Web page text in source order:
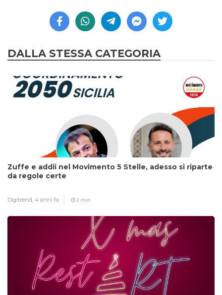
DALLA STESSA CATEGORIA
Zuffe e addii nel Movimento 5 Stelle, adesso si riparte
da regole certe
Digitrend, 4 anni fa 2 min